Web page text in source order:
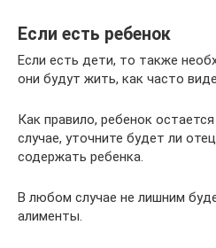
Если есть ребенок
Если есть дети, то также
они будут жить, как часто
Как правило, ребенок
случае, уточните будет ли
содержать ребенка.
В любом случае не лишним
алименты.